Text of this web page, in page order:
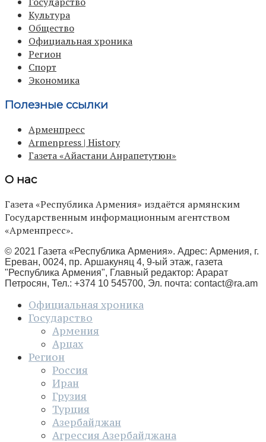
Культура
Общество
Официальная хроника
Регион
Спорт
Экономика
Полезные ссылки
Арменпресс
Armenpress | History
Газета «Айастани Анрапетутюн»
О нас
Газета «Республика Армения» издаётся армянским
Государственным информационным агентством
«Арменпресс».
© 2021 Газета «Республика Армения». Адрес: Армения, г.
Ереван, 0024, пр. Аршакуняц 4, 9-ый этаж, газета
"Республика Армения", Главный редактор: Арарат
Петросян, Тел.: +374 10 545700, Эл. почта: contact@ra.am
Официальная хроника
Государство
Армения
Арцах
Регион
Россия
Иран
Грузия
Турция
Азербайджан
Агрессия Азербайджана